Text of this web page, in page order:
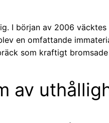
I början av 2006
en omfattande
som kraftigt
av